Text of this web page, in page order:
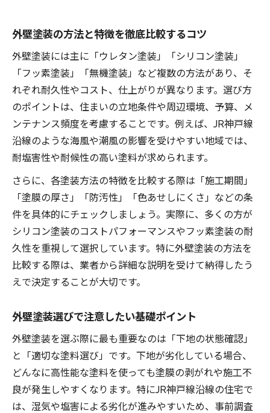
外壁塗装で損しないための施工ポイント
JR神戸線沿線の気候に合う塗装方法の秘訣
外壁塗装で気候に強い塗装方法を選ぶコツ
外壁塗装で湿気や雨に強い施工法の工夫
JR神戸線沿いの外壁塗装で注意する点
外壁塗装と気候特性に応じた塗料選び
外壁塗装の方法で住宅を守る気候対策
外壁塗装で選ぶシリコン塗料の特徴とは
外壁塗装のフッ素塗料が持つ魅力と違い
外壁塗装に適した塗料の選び方ポイント
シリコンとフッ素の耐久性比較と実例解説
外壁塗装で後悔しない塗料選択の秘訣
外壁塗装で後悔しない色選びのコツ
外壁塗装で避けたい色と選び方の注意点
外壁塗装の配色バランスと失敗回避術
外壁塗装の色選定で印象を変える方法
外壁塗装で家の雰囲気を左右する色選び
外壁塗装の方法と特徴を徹底比較するコツ
外壁塗装には主に「ウレタン塗装」「シリコン塗装」
「フッ素塗装」「無機塗装」など複数の方法があり、そ
れぞれ耐久性やコスト、仕上がりが異なります。選び方
のポイントは、住まいの立地条件や周辺環境、予算、メ
ンテナンス頻度を考慮することです。例えば、JR神戸線
沿線のような海風や潮風の影響を受けやすい地域では、
耐塩害性や耐候性の高い塗料が求められます。
さらに、各塗装方法の特徴を比較する際は「施工期間」
「塗膜の厚さ」「防汚性」「色あせしにくさ」などの条
件を具体的にチェックしましょう。実際に、多くの方が
シリコン塗装のコストパフォーマンスやフッ素塗装の耐
久性を重視して選択しています。特に外壁塗装の方法を
比較する際は、業者から詳細な説明を受けて納得したう
えで決定することが大切です。
外壁塗装選びで注意したい基礎ポイント
外壁塗装を選ぶ際に最も重要なのは「下地の状態確認」
と「適切な塗料選び」です。下地が劣化している場合、
どんなに高性能な塗料を使っても塗膜の剥がれや施工不
良が発生しやすくなります。特にJR神戸線沿線の住宅で
は、湿気や塩害による劣化が進みやすいため、事前調査